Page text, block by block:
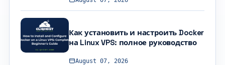
Как установить и настроить Docker
на Linux VPS: полное руководство
August 07, 2026